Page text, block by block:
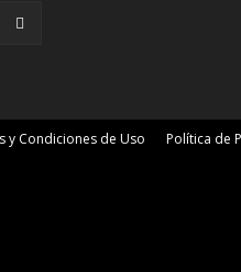
y Condiciones de Uso Política de